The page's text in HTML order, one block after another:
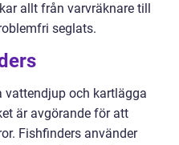
allt från varvräknare till
seglats.
vattendjup och kartlägga
är avgörande för att
Fishfinders använder